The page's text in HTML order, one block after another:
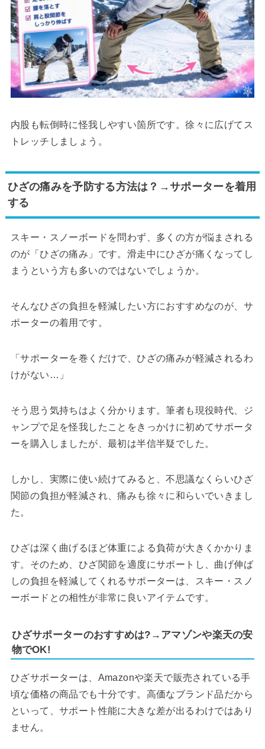
内股も転倒時に怪我しやすい箇所です。徐々に広げてス
トレッチしましょう。
ひざの痛みを予防する方法は？→サポーターを着用
する
スキー・スノーボードを問わず、多くの方が悩まされる
のが「ひざの痛み」です。滑走中にひざが痛くなってし
まうという方も多いのではないでしょうか。
そんなひざの負担を軽減したい方におすすめなのが、サ
ポーターの着用です。
「サポーターを巻くだけで、ひざの痛みが軽減されるわ
けがない…」
そう思う気持ちはよく分かります。筆者も現役時代、ジ
ャンプで足を怪我したことをきっかけに初めてサポータ
ーを購入しましたが、最初は半信半疑でした。
しかし、実際に使い続けてみると、不思議なくらいひざ
関節の負担が軽減され、痛みも徐々に和らいでいきまし
た。
ひざは深く曲げるほど体重による負荷が大きくかかりま
す。そのため、ひざ関節を適度にサポートし、曲げ伸ば
しの負担を軽減してくれるサポーターは、スキー・スノ
ーボードとの相性が非常に良いアイテムです。
ひざサポーターのおすすめは?→アマゾンや楽天の安
物でOK!
ひざサポーターは、Amazonや楽天で販売されている手
頃な価格の商品でも十分です。高価なブランド品だから
といって、サポート性能に大きな差が出るわけではあり
ません。